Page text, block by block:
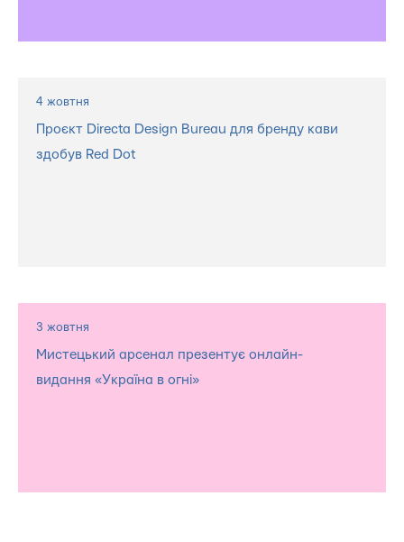
4 жовтня
Проєкт Directa Design Bureau для бренду кави
здобув Red Dot
3 жовтня
Мистецький арсенал презентує онлайн-
видання «Україна в огні»